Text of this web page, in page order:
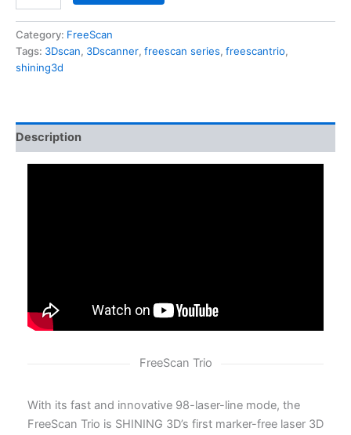
Category: FreeScan
Tags: 3Dscan, 3Dscanner, freescan series, freescantrio,
shining3d
Description
FreeScan Trio
With its fast and innovative 98-laser-line mode, the
FreeScan Trio is SHINING 3D’s first marker-free laser 3D